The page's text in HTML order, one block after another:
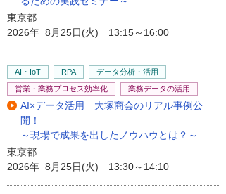
東京都
2026年 8月25日(火) 13:15～16:00
AI・IoT RPA
データ分析・活用
営業・業務プロセス効率化
業務データの活用
AI×データ活用 大塚商会のリアル事例公
開！
～現場で成果を出したノウハウとは？～
東京都
2026年 8月25日(火) 13:30～14:10